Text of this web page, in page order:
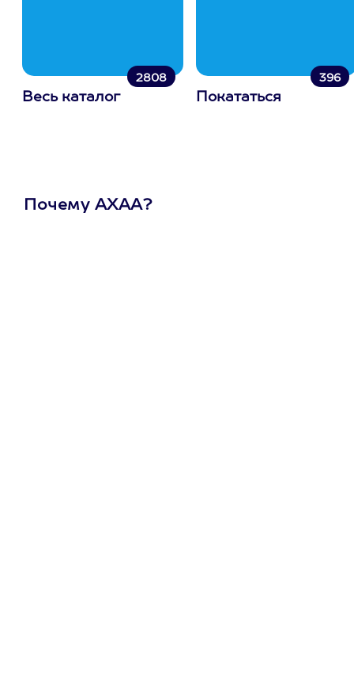
2808
Весь каталог
396
Покататься
Почему АХАА?